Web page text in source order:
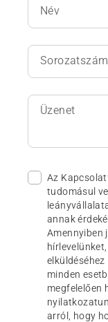
Név
Üzenet
Az
tudomásul
annak
Amennyiben
minden
megfelelően
arról, hogy